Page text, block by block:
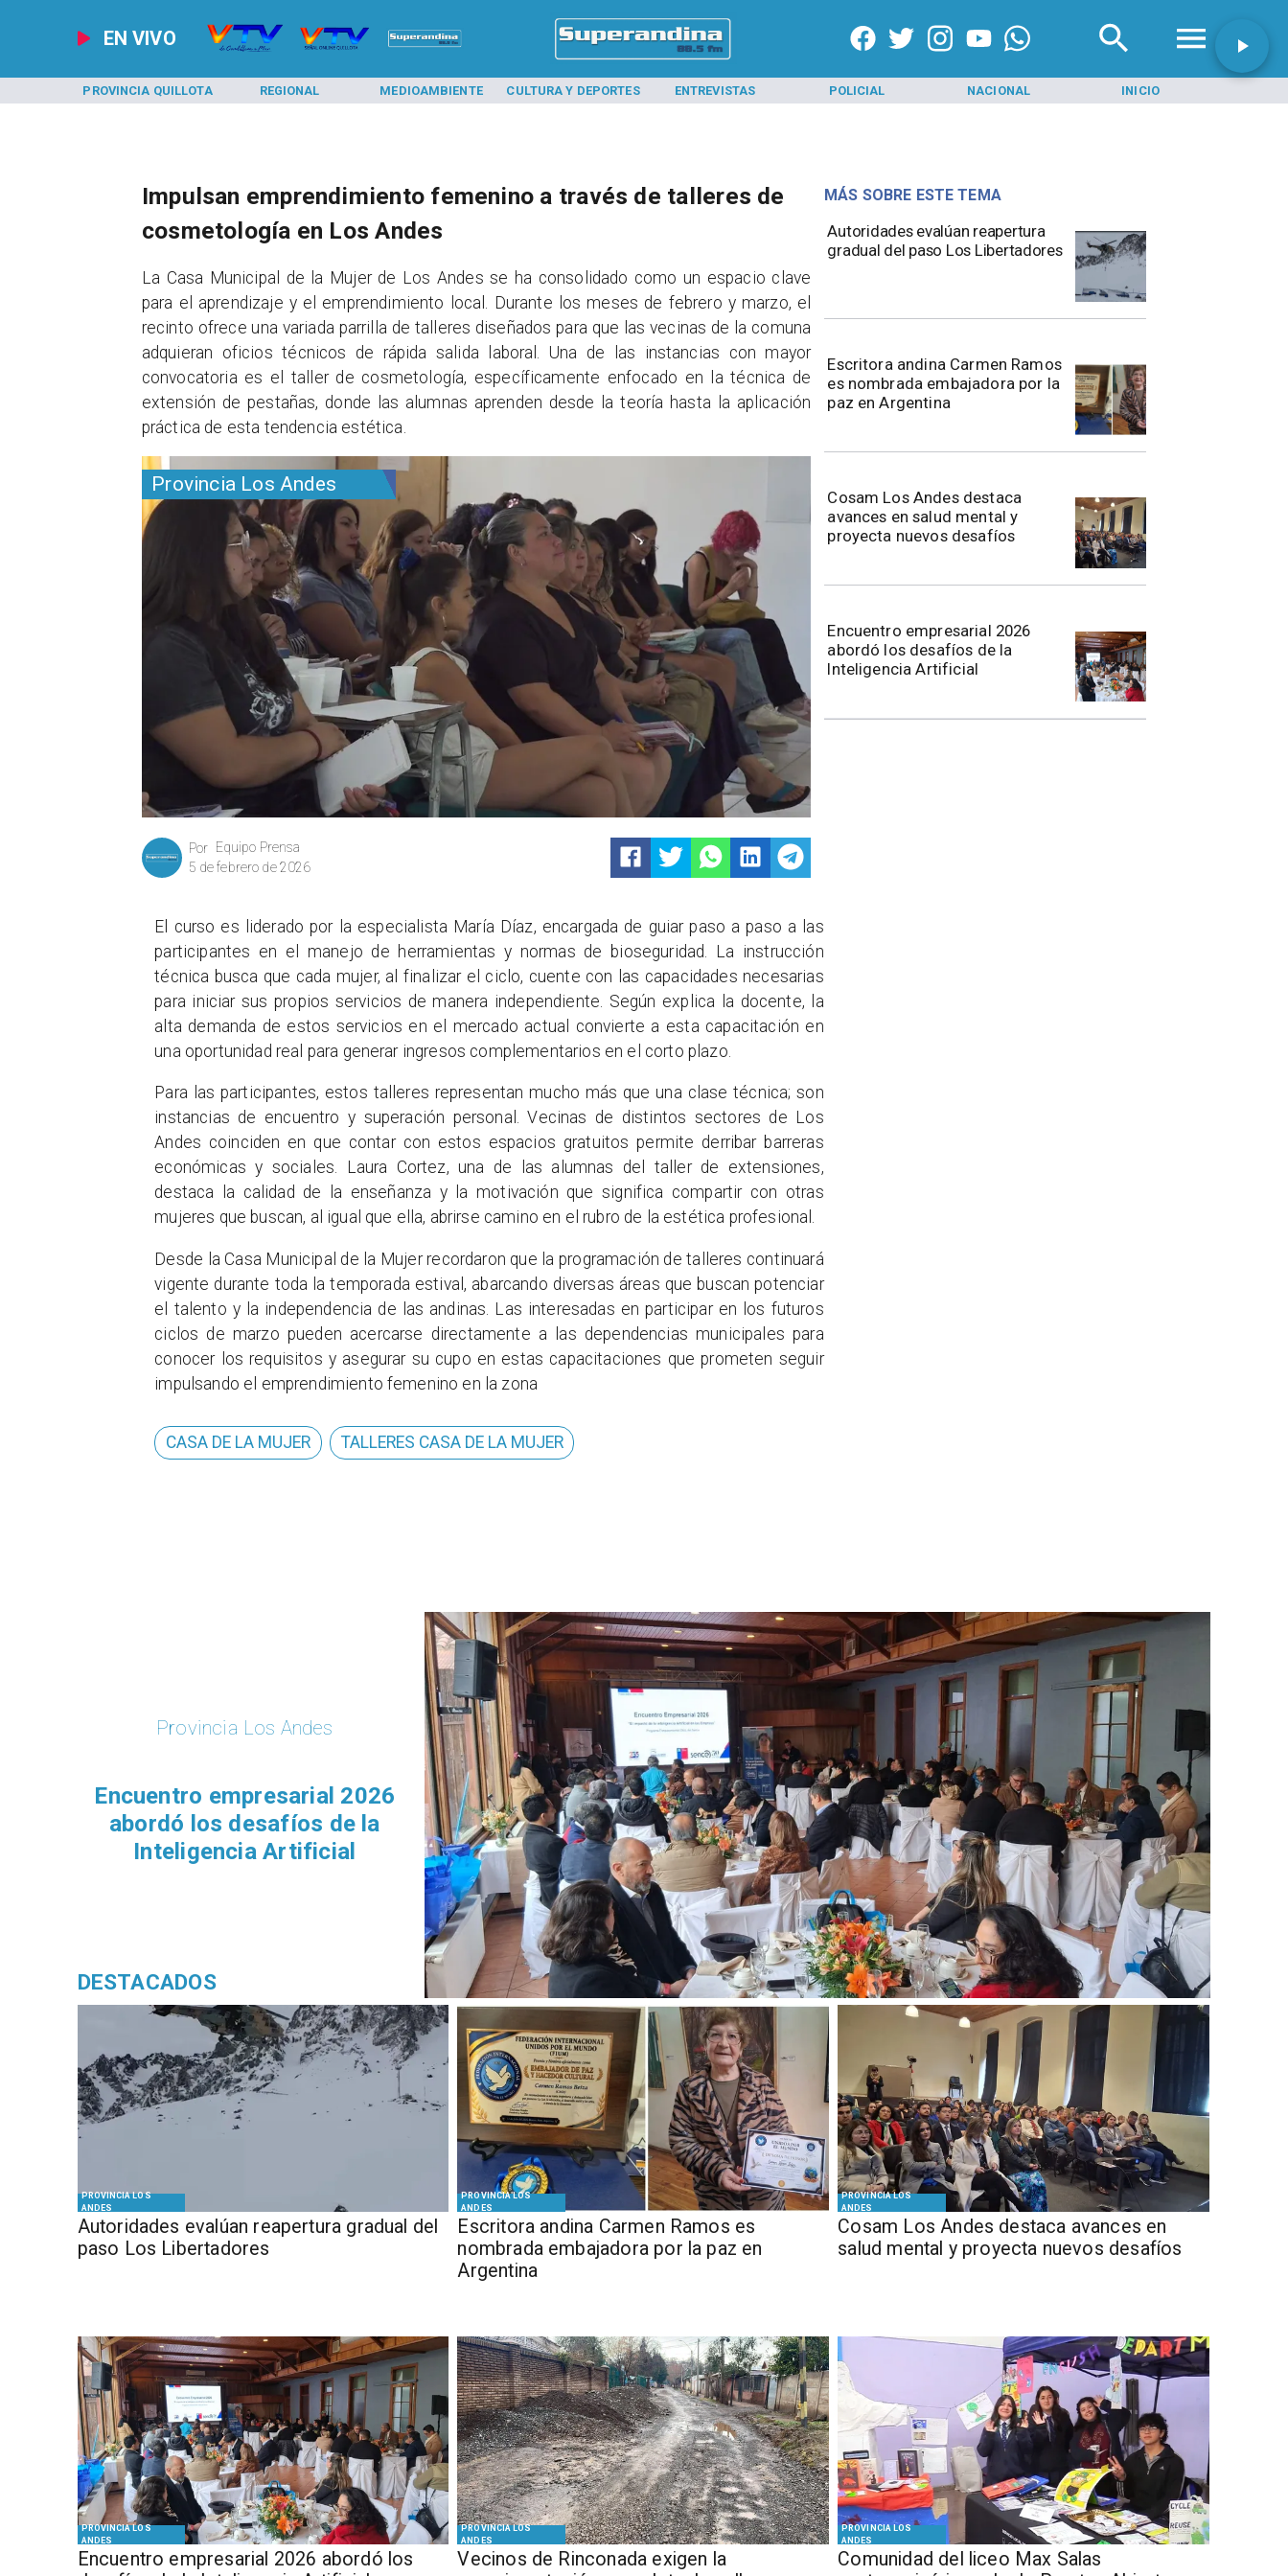
EN VIVO
PROVINCIA QUILLOTA REGIONAL MEDIOAMBIENTE CULTURA Y DEPORTES ENTREVISTAS POLICIAL NACIONAL INICIO
Provincia Los Andes
Equipo Prensa
Por
5 de febrero de 2026
​​Autoridades evalúan reapertura
gradual del paso Los Libertadores
Escritora andina Carmen Ramos
es nombrada embajadora por la
paz en Argentina
Cosam Los Andes destaca
avances en salud mental y
proyecta nuevos desafíos
Encuentro empresarial 2026
abordó los desafíos de la
Inteligencia Artificial
MÁS SOBRE ESTE TEMA
Impulsan emprendimiento femenino a través de talleres de
cosmetología en Los Andes
​La Casa Municipal de la Mujer de Los Andes se ha consolidado como un espacio clave
para el aprendizaje y el emprendimiento local. Durante los meses de febrero y marzo, el
recinto ofrece una variada parrilla de talleres diseñados para que las vecinas de la comuna
adquieran oficios técnicos de rápida salida laboral. Una de las instancias con mayor
convocatoria es el taller de cosmetología, específicamente enfocado en la técnica de
extensión de pestañas, donde las alumnas aprenden desde la teoría hasta la aplicación
práctica de esta tendencia estética.
El curso es liderado por la especialista María Díaz, encargada de guiar paso a paso a las
participantes en el manejo de herramientas y normas de bioseguridad. La instrucción
técnica busca que cada mujer, al finalizar el ciclo, cuente con las capacidades necesarias
para iniciar sus propios servicios de manera independiente. Según explica la docente, la
alta demanda de estos servicios en el mercado actual convierte a esta capacitación en
una oportunidad real para generar ingresos complementarios en el corto plazo.
​Para las participantes, estos talleres representan mucho más que una clase técnica; son
instancias de encuentro y superación personal. Vecinas de distintos sectores de Los
Andes coinciden en que contar con estos espacios gratuitos permite derribar barreras
económicas y sociales. Laura Cortez, una de las alumnas del taller de extensiones,
destaca la calidad de la enseñanza y la motivación que significa compartir con otras
mujeres que buscan, al igual que ella, abrirse camino en el rubro de la estética profesional.
Desde la Casa Municipal de la Mujer recordaron que la programación de talleres continuará
vigente durante toda la temporada estival, abarcando diversas áreas que buscan potenciar
el talento y la independencia de las andinas. Las interesadas en participar en los futuros
ciclos de marzo pueden acercarse directamente a las dependencias municipales para
conocer los requisitos y asegurar su cupo en estas capacitaciones que prometen seguir
impulsando el emprendimiento femenino en la zona
CASA DE LA MUJER TALLERES CASA DE LA MUJER
PROVINCIA LOS
ANDES
​​Autoridades evalúan reapertura gradual del
paso Los Libertadores
PROVINCIA LOS
ANDES
Escritora andina Carmen Ramos es
nombrada embajadora por la paz en
Argentina
PROVINCIA LOS
ANDES
Cosam Los Andes destaca avances en
salud mental y proyecta nuevos desafíos
PROVINCIA LOS
ANDES
Encuentro empresarial 2026 abordó los
PROVINCIA LOS
ANDES
Vecinos de Rinconada exigen la
PROVINCIA LOS
ANDES
Comunidad del liceo Max Salas
Provincia Los Andes
Encuentro empresarial 2026
abordó los desafíos de la
Inteligencia Artificial
DESTACADOS